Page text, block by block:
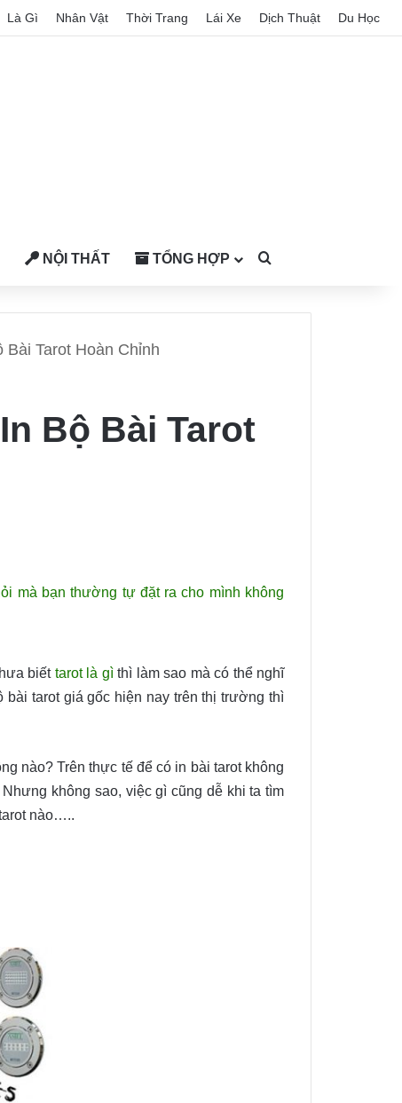
Là Gì Nhân Vật Thời Trang Lái Xe Dịch Thuật Du Học
NỘI THẤT TỔNG HỢP
Bài Tarot Hoàn Chỉnh
Bộ Bài Tarot
mà bạn thường tự đặt ra cho mình không
biết tarot là gìthì làm sao mà có thể nghĩ
tarot giá gốc hiện nay trên thị trường thì
nào? Trên thực tế để có in bài tarot không
không sao, việc gì cũng dễ khi ta tìm
nào…..